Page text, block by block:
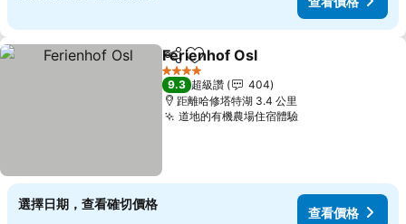
分享 加入我的最愛
Ferienhof Osl
4 星級
9.3 超級讚
404
距離哈修塔特湖 3.4 公里
道地的有機農場住宿體驗
選擇日期，查看確切價格
查看價格